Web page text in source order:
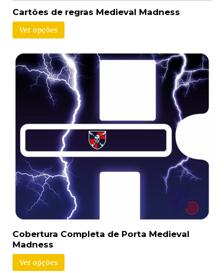
Cartões de regras Medieval Madness
Ver opções
Cobertura Completa de Porta Medieval
Madness
Ver opções